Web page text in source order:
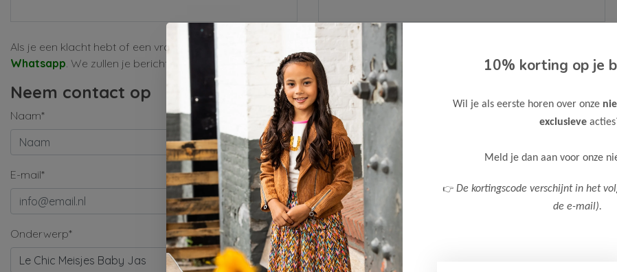
Als je een klacht hebt of een vraag, vul dan alsjeblieft het contactformulier in of neem contact met ons op via
Whatsapp. We zullen je bericht zo snel mogelijk behandelen.
Neem contact op
Naam* Bedrijf
E-mail* Telefoonnummer
Onderwerp*
10% korting op je
Wil je als eerste horen over onze
exclusieve
Meld je dan aan voor onze
👉 De kortingscode verschijnt in het
de e-mail).